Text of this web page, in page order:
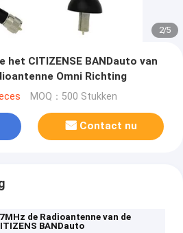
2/5
het CITIZENSE BANDauto van
Omni Richting
MOQ：500 Stukken
Contact nu
de Radioantenne van de
BANDauto